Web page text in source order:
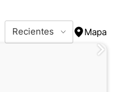
Recientes Mapa